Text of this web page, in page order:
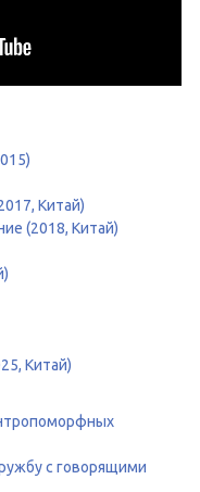
Китай)
(2018, Китай)
Китай)
с говорящими